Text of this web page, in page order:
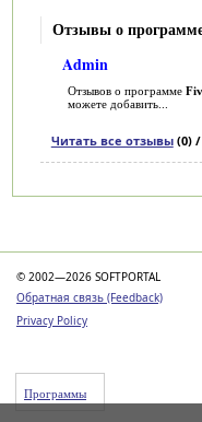
Отзывы о
Admin
Отзывов о программе
можете добавить...
Читать все отзывы(0) /
© 2002—2026 SOFTPORTAL
Обратная связь (Feedback)
Privacy Policy
Программы